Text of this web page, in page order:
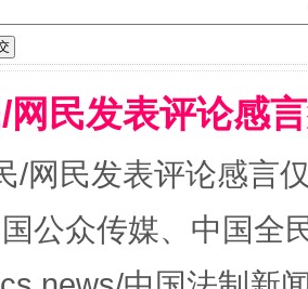
大"原罪" "炒
网民发表评论感
/网民发表评论感言
公众传媒、中国全